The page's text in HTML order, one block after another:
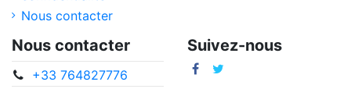
Nous contacter
Nous contacter
+33 764827776
Suivez-nous